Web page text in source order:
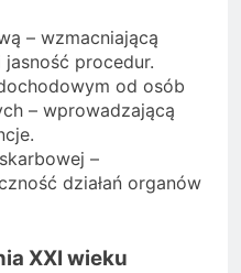
– wzmacniającą
procedur.
od osób
– wprowadzającą
–
działań organów
XXI wieku